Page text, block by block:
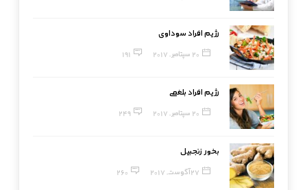
رژیم افراد سوداوی
20 سپتامبر, 2017 191
رژیم افراد بلغمی
20 سپتامبر, 2017 249
بخور زنجبیل
27 آگوست, 2017 260